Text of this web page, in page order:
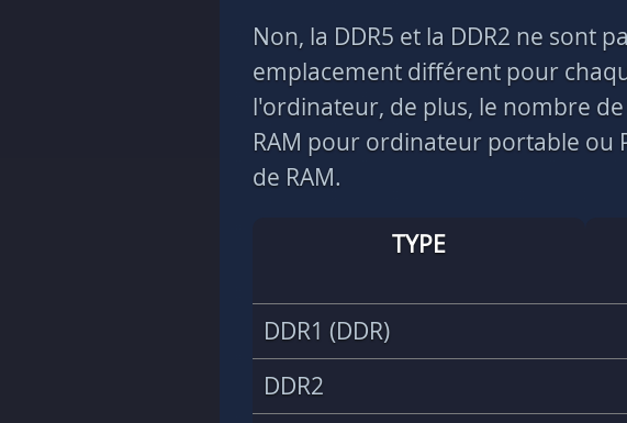
Non, la DDR5 et la DDR2 ne sont
emplacement différent pour
l'ordinateur, de plus, le nombre
RAM pour ordinateur portable ou
de RAM.
TYPE
DDR1 (DDR)
DDR2